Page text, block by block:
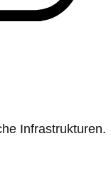
Infrastrukturen.